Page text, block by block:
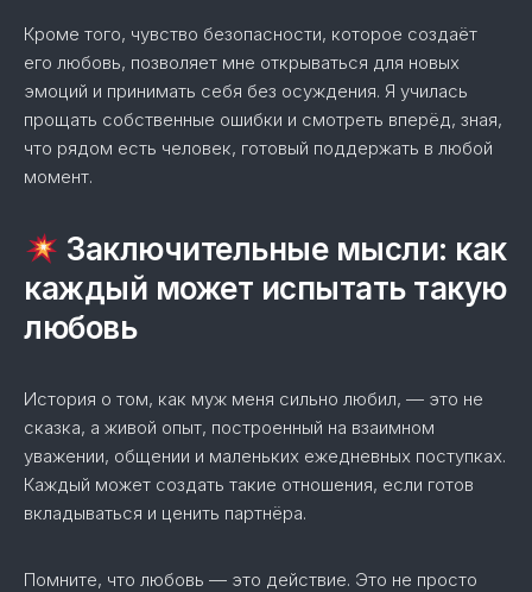
Кроме того, чувство безопасности, которое создаёт
его любовь, позволяет мне открываться для новых
эмоций и принимать себя без осуждения. Я училась
прощать собственные ошибки и смотреть вперёд, зная,
что рядом есть человек, готовый поддержать в любой
момент.
Заключительные мысли: как
каждый может испытать такую
любовь
История о том, как муж меня сильно любил, — это не
сказка, а живой опыт, построенный на взаимном
уважении, общении и маленьких ежедневных поступках.
Каждый может создать такие отношения, если готов
вкладываться и ценить партнёра.
Помните, что любовь — это действие. Это не просто